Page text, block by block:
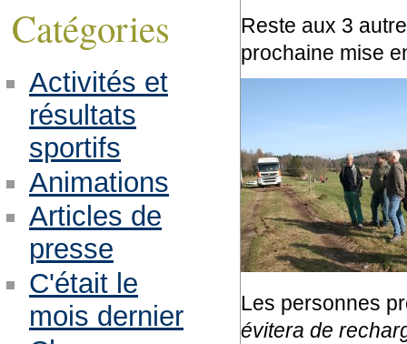
Reste aux 3
prochaine mise
Les personnes
évitera de
Catégories
Activités et
résultats
sportifs
Animations
Articles de
presse
C'était le
mois dernier